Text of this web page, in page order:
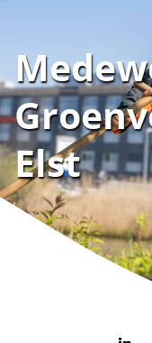
Elst